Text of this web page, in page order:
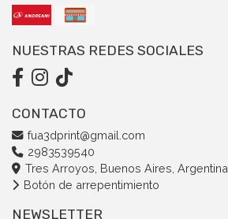
NUESTRAS REDES SOCIALES
CONTACTO
fua3dprint@gmail.com
2983539540
Tres Arroyos, Buenos Aires, Argentina
Botón de arrepentimiento
NEWSLETTER